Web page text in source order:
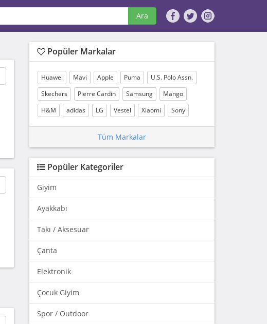
Ara
Popüler Markalar
Huawei Mavi Apple Puma
U.S. Polo Assn.
Skechers
Pierre Cardin Samsung
Mango
H&M
adidas LG Vestel Xiaomi Sony
Tüm Markalar
Popüler Kategoriler
Giyim
Ayakkabı
Takı / Aksesuar
Çanta
Elektronik
Çocuk Giyim
Spor / Outdoor